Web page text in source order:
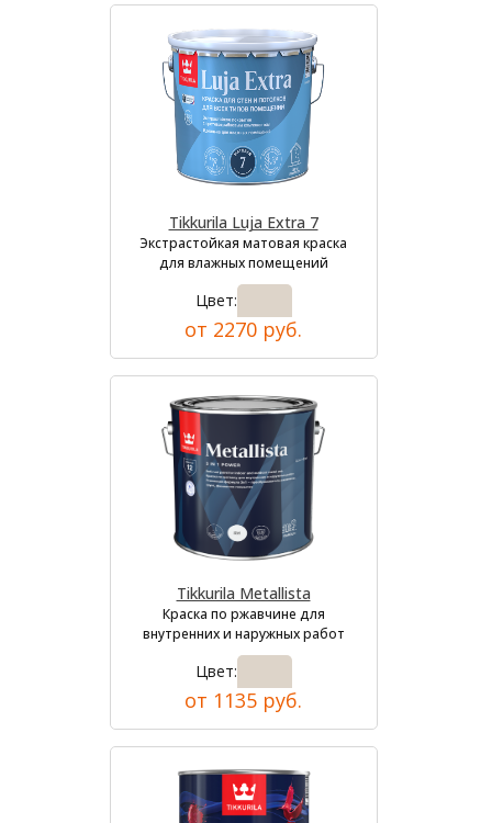
Tikkurila Luja Extra 7
Экстрастойкая матовая краска
для влажных помещений
Цвет:
от 2270 руб.
Tikkurila Metallista
Краска по ржавчине для
внутренних и наружных работ
Цвет:
от 1135 руб.